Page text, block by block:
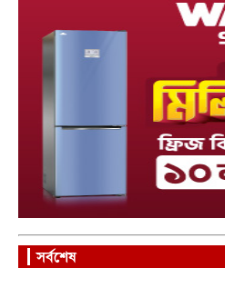
সর্বশেষ